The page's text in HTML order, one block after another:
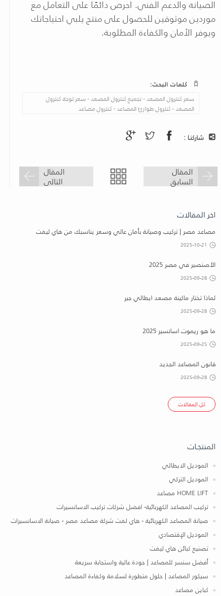
الصيانة والدعم الفني. احرص دائمًا على التعامل مع
موردين موثوقين للحصول على منتج يلبي احتياجاتك
ويوفر الأمان والكفاءة المطلوبة.
كلمات البحث:
سعر كنترول المصعد - تجميع كنترول المصعد - سعر لوحة كنترول
المصعد - كنترول طوارئ المصاعد - كنترول مصاعد
شاركنـا :
المقال
السابق
المقال
التالى
اخر المقالات
مصاعد مصر | تركيب وصيانة بأمان عالي وسعر يناسبك من هاي ليفت
2025-10-21
الأصنصير في مصر 2025
2025-09-28
لماذا تختار ماكينة مصعد ايطالي جير
2025-09-28
ما هو ريموت اسانسير 2025
2025-09-25
قانون المصاعد الجديد
2025-09-28
كل المقالات
المنتجـات
الموديل الايطالي
الموديل التركي
HOME LIFT مصاعد
تركيب المصاعد الكهربائية- افضل شركات تركيب الاسانسيرات
صيانة المصاعد الكهربائية - هاي لفت شركة مصاعد مصر - صيانة الاسانسيرات
الموديل الإقتصادي
تصنيع كبائن هاي ليفت
أفضل سنسر للمصاعد | جودة عالية واستجابة سريعة
سيكور المصاعد | حلول متطورة لسلامة وكفاءة المصاعد
كباين مصاعد